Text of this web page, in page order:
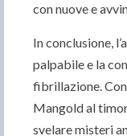
con nuove e
In conclusione,
palpabile e la
fibrillazione.
Mangold al
svelare misteri